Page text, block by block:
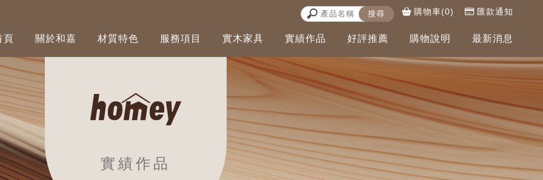
購物車(0) 匯款通知
頁 關於和嘉 材質特色 服務項目 實木家具 實績作品 好評推薦 購物說明 最新消息
實績作品